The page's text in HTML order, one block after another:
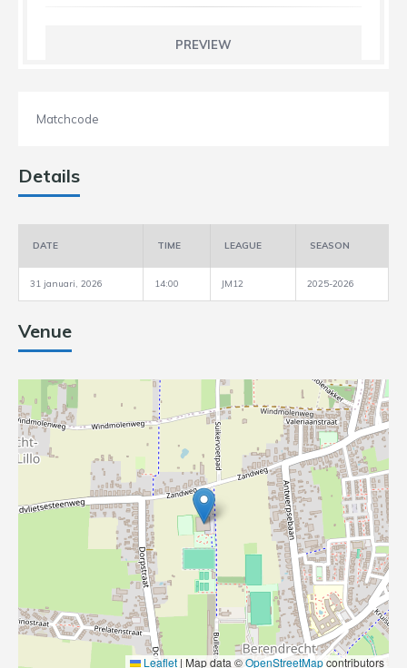
PREVIEW
Matchcode
Details
DATE TIME LEAGUE SEASON
31 januari, 2026 14:00 JM12 2025-2026
Venue
Leaflet | Map data ©OpenStreetMapcontributors